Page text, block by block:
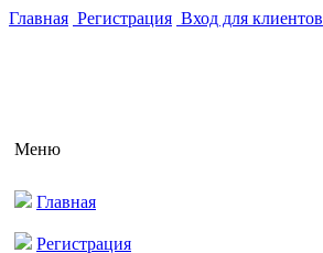
Главная Регистрация Вход для клиентов
Меню
Главная
Регистрация